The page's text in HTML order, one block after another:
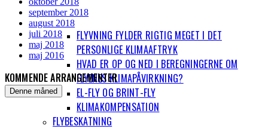
FLYVNING FYLDER RIGTIG MEGET I DET
PERSONLIGE KLIMAAFTRYK
HVAD ER OP OG NED I BEREGNINGERNE OM
FLYENES KLIMAPÅVIRKNING?
EL-FLY OG BRINT-FLY
KLIMAKOMPENSATION
FLYBESKATNING
september 2018
august 2018
juli 2018
maj 2018
maj 2016
KOMMENDE ARRANGEMENTER
Denne måned